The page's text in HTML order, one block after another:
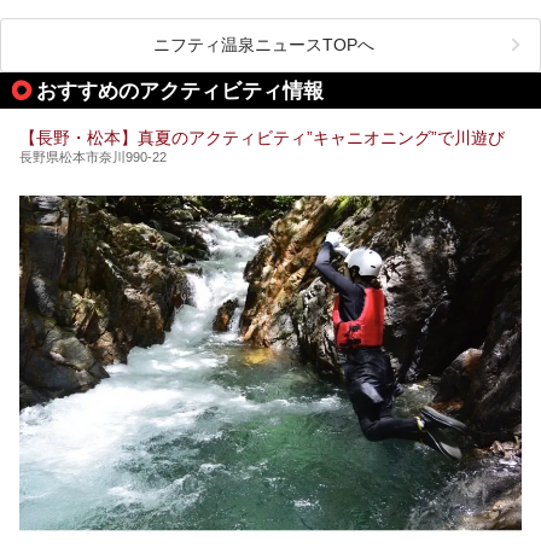
ライベートに楽しめる非日常感が味わえます。また宿泊者は
道向かいの「よろづや」の大浴場「桃山風呂」や共同浴場の
「湯田中大湯」も利用ができます。
極上のお湯に浸り上質なお料理に舌鼓、特別な日に泊まりた
い湯田中温泉「松籟荘」を、実際に宿泊した目線で紹介しま
ニフティ温泉ニュースTOPへ
おすすめのアクティビティ情報
【長野・松本】真夏のアクティビティ”キャニオニング”で川遊び
長野県松本市奈川990-22